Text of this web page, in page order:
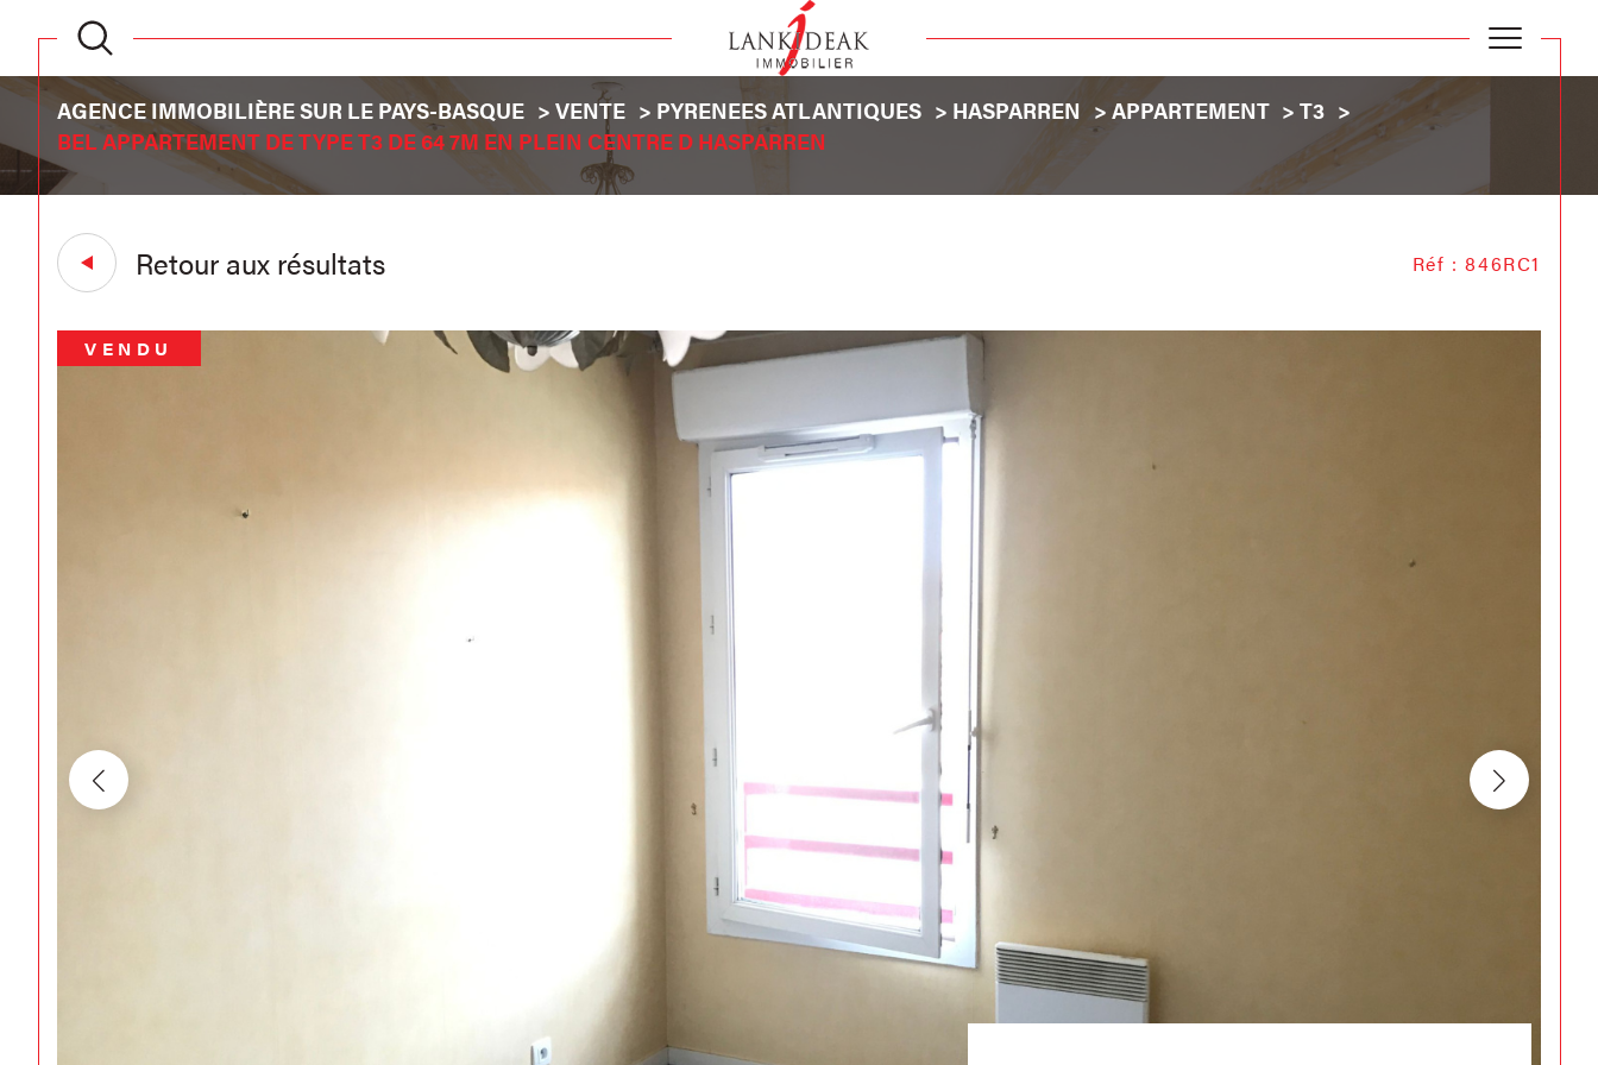
AGENCE IMMOBILIÈRE SUR LE PAYS-BASQUE VENTE PYRENEES ATLANTIQUES HASPARREN APPARTEMENT
T3
BEL APPARTEMENT DE TYPE T3 DE 64 7M EN PLEIN CENTRE D HASPARREN
Retour aux résultats Réf : 846RC1
VENDU